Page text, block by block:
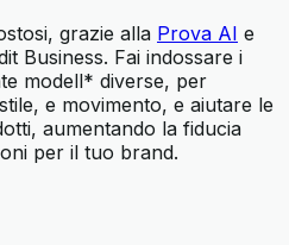
grazie alla Prova AI e
Business. Fai indossare i
modell* diverse, per
e movimento, e aiutare le
aumentando la fiducia
per il tuo brand.